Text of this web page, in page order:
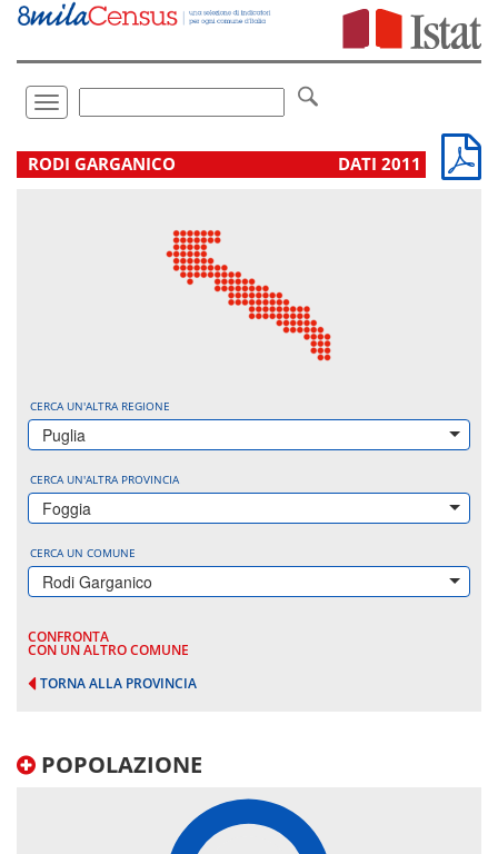
Vai
direttamente
Toggle
navigation
.
RODI GARGANICO DATI 2011
CERCA UN'ALTRA REGIONE
Puglia
CERCA UN'ALTRA PROVINCIA
Foggia
CERCA UN COMUNE
Rodi Garganico
CONFRONTA
CON UN ALTRO COMUNE
TORNA ALLA PROVINCIA
POPOLAZIONE